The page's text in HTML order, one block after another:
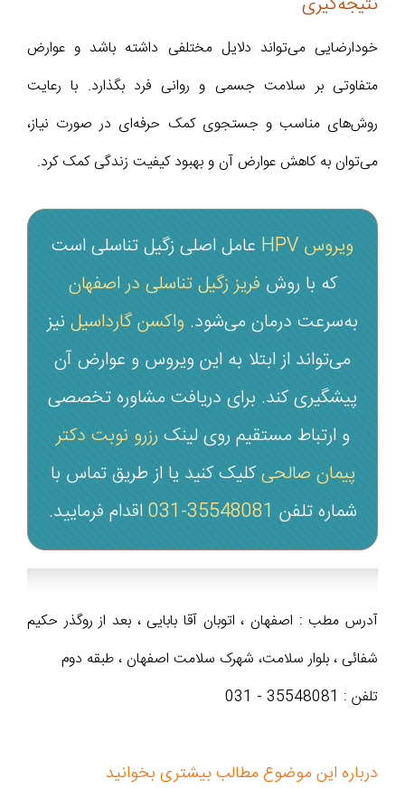
خودارضایی می‌تواند دلایل مختلفی داشته باشد و عوارض
متفاوتی بر سلامت جسمی و روانی فرد بگذارد. با رعایت
روش‌های مناسب و جستجوی کمک حرفه‌ای در صورت نیاز،
می‌توان به کاهش عوارض آن و بهبود کیفیت زندگی کمک کرد.
ویروس HPV
عامل اصلی زگیل تناسلی است
که با روش فریز زگیل تناسلی در اصفهان
به‌سرعت درمان می‌شود. واکسن گارداسیل نیز
می‌تواند از ابتلا به این ویروس و عوارض آن
پیشگیری کند. برای دریافت مشاوره تخصصی
و ارتباط مستقیم روی لینک رزرو نوبت دکتر
پیمان صالحیکلیک کنید یا از طریق تماس با
شماره تلفن 35548081-031 اقدام فرمایید.
آدرس مطب : اصفهان ، اتوبان آقا بابایی ، بعد از روگذر حکیم
شفائی ، بلوار سلامت، شهرک سلامت اصفهان ، طبقه دوم
تلفن : 35548081 - 031
درباره این موضوع مطالب بیشتری بخوانید